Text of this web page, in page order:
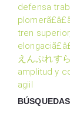
defensa
tren
えんぷれす
amplitud y
agiil